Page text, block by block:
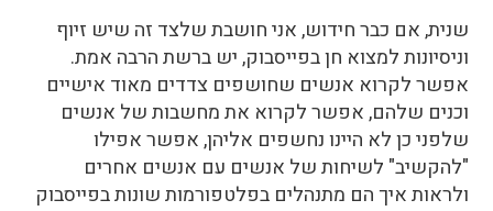
שנית, אם כבר חידוש, אני חושבת שלצד זה שיש זיוף
וניסיונות למצוא חן בפייסבוק, יש ברשת הרבה אמת.
אפשר לקרוא אנשים שחושפים צדדים מאוד אישיים
וכנים שלהם, אפשר לקרוא את מחשבות של אנשים
שלפני כן לא היינו נחשפים אליהן, אפשר אפילו
"להקשיב" לשיחות של אנשים עם אנשים אחרים
ולראות איך הם מתנהלים בפלטפורמות שונות בפייסבוק